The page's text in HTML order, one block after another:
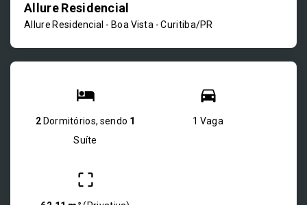
Allure Residencial
Allure Residencial - Boa Vista - Curitiba/PR
2 Dormitórios, sendo 1
Suíte
1 Vaga